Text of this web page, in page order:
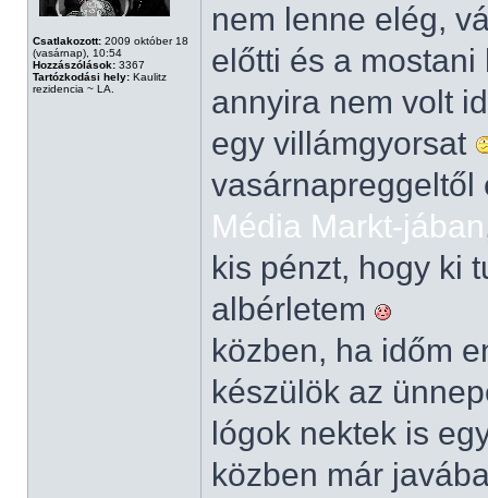
Csatlakozott: 2009 október 18
(vasárnap), 10:54
Hozzászólások: 3367
Tartózkodási hely: Kaulitz
rezidencia ~ LA.
nem lenne elég,
előtti és a
annyira nem volt
egy villámgyorsat
vasárnapreggeltől
Média Markt-jában
kis pénzt, hogy ki
albérletem
közben, ha időm
készülök az
lógok nektek is
közben már